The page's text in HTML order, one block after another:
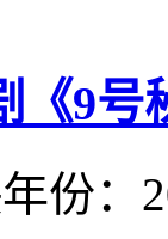
《9
年份：